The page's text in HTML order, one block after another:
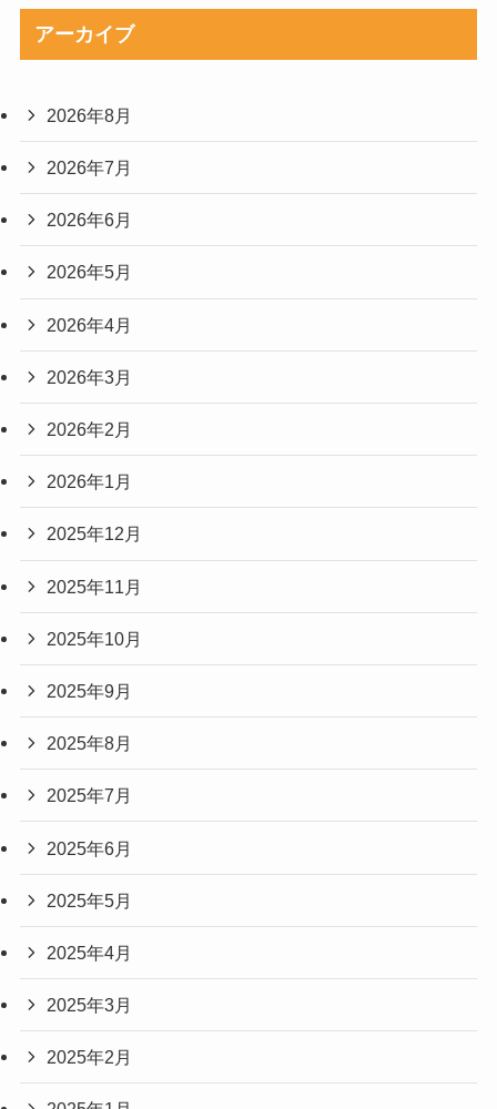
アーカイブ
2026年8月
2026年7月
2026年6月
2026年5月
2026年4月
2026年3月
2026年2月
2026年1月
2025年12月
2025年11月
2025年10月
2025年9月
2025年8月
2025年7月
2025年6月
2025年5月
2025年4月
2025年3月
2025年2月